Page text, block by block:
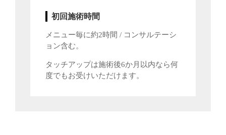
初回施術時間
メニュー毎に約2時間 / コンサルテーシ
ョン含む。
タッチアップは施術後6か月以内なら何
度でもお受けいただけます。